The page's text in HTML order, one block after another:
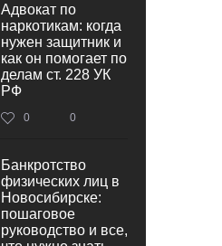
Адвокат по
наркотикам: когда
нужен защитник и
как он помогает по
делам ст. 228 УК
РФ
0 0
Банкротство
физических лиц в
Новосибирске:
пошаговое
руководство и все,